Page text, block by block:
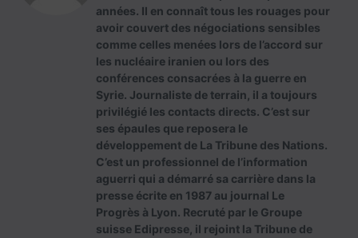
années. Il en connaît tous les rouages pour
avoir couvert des négociations sensibles
comme celles menées lors de l’accord sur
les nucléaire iranien ou lors des
conférences consacrées à la guerre en
Syrie. Journaliste de terrain, il a toujours
privilégié les contacts directs. C’est sur
ses épaules que reposera le
développement de La Tribune des Nations.
C’est un professionnel de l’information
aguerri qui a démarré sa carrière dans la
presse écrite en 1987 au journal Le
Progrès à Lyon. Recruté par le Groupe
suisse Edipresse, il rejoint la Tribune de